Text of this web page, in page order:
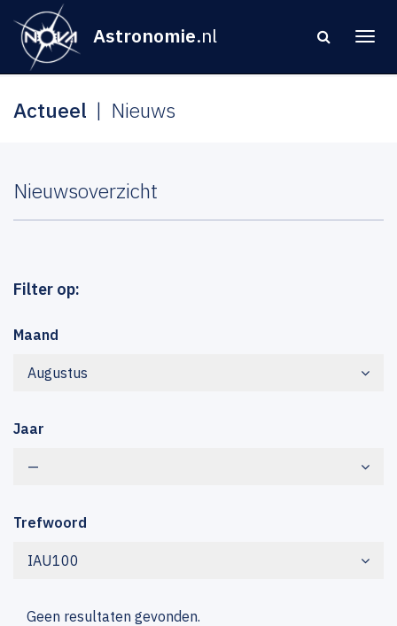
Astronomie.nl
Actueel Nieuws
Nieuwsoverzicht
Filter op:
Maand
Augustus
Jaar
—
Trefwoord
IAU100
Geen resultaten gevonden.